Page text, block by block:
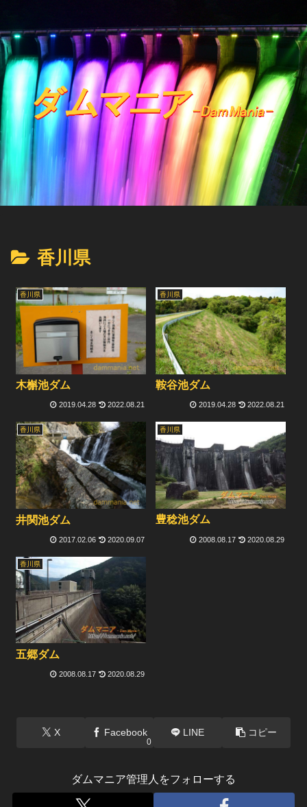
香川県
香川県
木槲池ダム
2019.04.28 2022.08.21
香川県
鞍谷池ダム
2019.04.28 2022.08.21
香川県
井関池ダム
2017.02.06 2020.09.07
香川県
豊稔池ダム
2008.08.17 2020.08.29
香川県
五郷ダム
2008.08.17 2020.08.29
X Facebook
0
LINE コピー
ダムマニア管理人をフォローする